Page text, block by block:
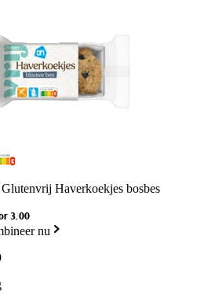
Haverkoekjes bosbes
3.00
nu